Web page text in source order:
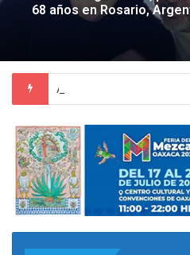
68 años en Rosario,